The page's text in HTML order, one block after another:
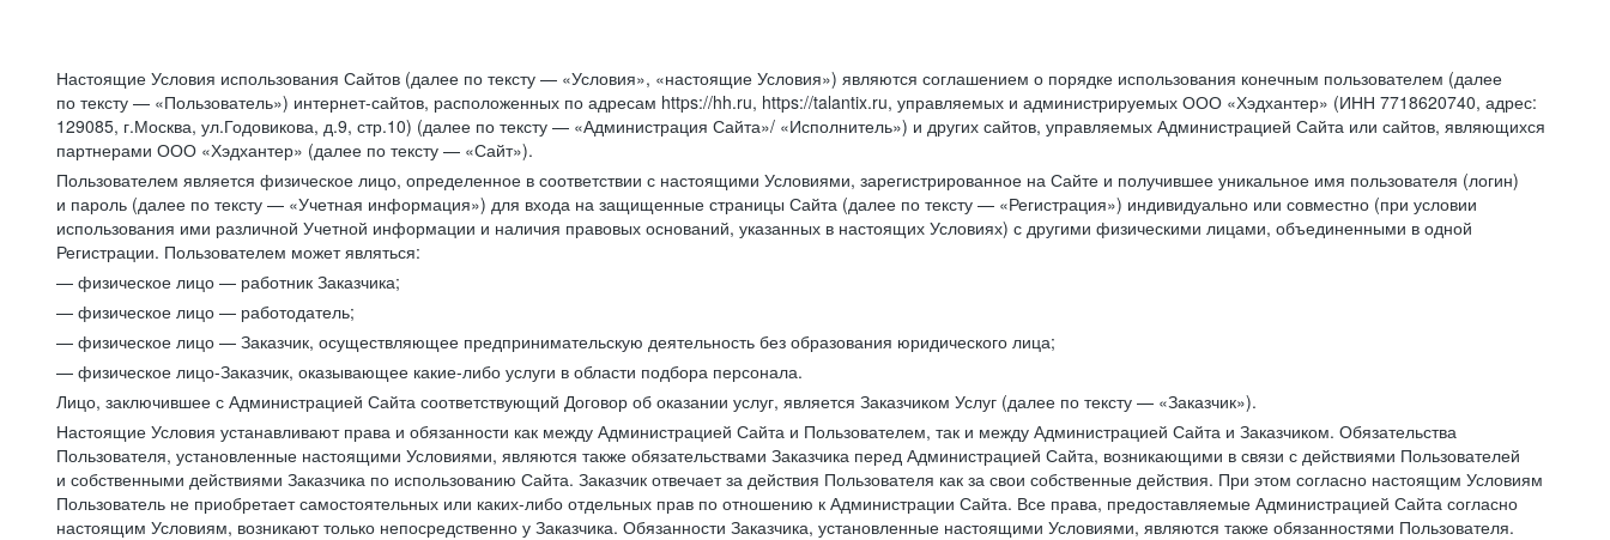
Настоящие Условия использования Сайтов (далее по тексту — «Условия», «настоящие Условия») являются соглашением о порядке использования конечным пользователем (далее
по тексту — «Пользователь») интернет-сайтов, расположенных по адресам https://hh.ru, https://talantix.ru, управляемых и администрируемых ООО «Хэдхантер» (ИНН 7718620740, адрес:
129085, г.Москва, ул.Годовикова, д.9, стр.10) (далее по тексту — «Администрация Сайта»/ «Исполнитель») и других сайтов, управляемых Администрацией Сайта или сайтов, являющихся
партнерами ООО «Хэдхантер» (далее по тексту — «Сайт»).
Пользователем является физическое лицо, определенное в соответствии с настоящими Условиями, зарегистрированное на Сайте и получившее уникальное имя пользователя (логин)
и пароль (далее по тексту — «Учетная информация») для входа на защищенные страницы Сайта (далее по тексту — «Регистрация») индивидуально или совместно (при условии
использования ими различной Учетной информации и наличия правовых оснований, указанных в настоящих Условиях) с другими физическими лицами, объединенными в одной
Регистрации. Пользователем может являться:
— физическое лицо — работник Заказчика;
— физическое лицо — работодатель;
— физическое лицо — Заказчик, осуществляющее предпринимательскую деятельность без образования юридического лица;
— физическое лицо-Заказчик, оказывающее какие-либо услуги в области подбора персонала.
Лицо, заключившее с Администрацией Сайта соответствующий Договор об оказании услуг, является Заказчиком Услуг (далее по тексту — «Заказчик»).
Настоящие Условия устанавливают права и обязанности как между Администрацией Сайта и Пользователем, так и между Администрацией Сайта и Заказчиком. Обязательства
Пользователя, установленные настоящими Условиями, являются также обязательствами Заказчика перед Администрацией Сайта, возникающими в связи с действиями Пользователей
и собственными действиями Заказчика по использованию Сайта. Заказчик отвечает за действия Пользователя как за свои собственные действия. При этом согласно настоящим Условиям
Пользователь не приобретает самостоятельных или каких-либо отдельных прав по отношению к Администрации Сайта. Все права, предоставляемые Администрацией Сайта согласно
настоящим Условиям, возникают только непосредственно у Заказчика. Обязанности Заказчика, установленные настоящими Условиями, являются также обязанностями Пользователя.